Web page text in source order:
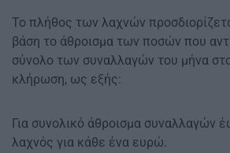
Το πλήθος των λαχνών
βάση το άθροισμα των ποσών που
σύνολο των συναλλαγών του μήνα
κλήρωση, ως εξής:
Για συνολικό άθροισμα συναλλαγών
λαχνός για κάθε ένα ευρώ.